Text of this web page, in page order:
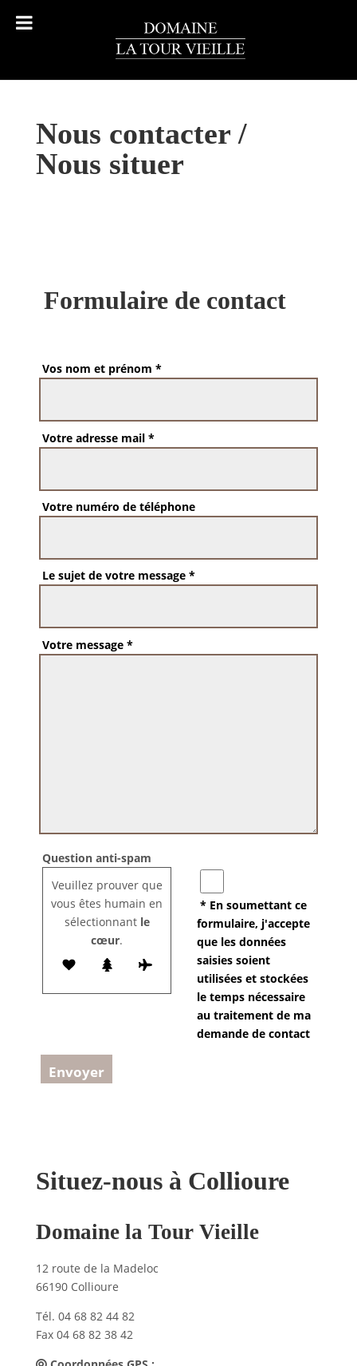
Nous contacter /
Nous situer
Formulaire de contact
Vos nom et prénom *
Votre adresse mail *
Votre numéro de téléphone
Le sujet de votre message *
Votre message *
Question anti-spam
Veuillez prouver que
vous êtes humain en
sélectionnantle
cœur.
* En soumettant ce
formulaire, j'accepte
que les données
saisies soient
utilisées et stockées
le temps nécessaire
au traitement de ma
demande de contact
Situez-nous à Collioure
Domaine la Tour Vieille
12 route de la Madeloc
66190 Collioure
Tél. 04 68 82 44 82
Fax 04 68 82 38 42